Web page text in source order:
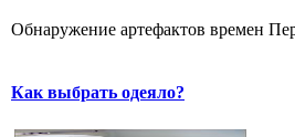
Обнаружение артефактов времен
Как выбрать одеяло?